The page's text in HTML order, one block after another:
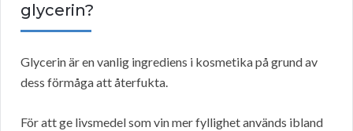
glycerin?
Glycerin är en vanlig ingrediens i kosmetika på grund av
dess förmåga att återfukta.
För att ge livsmedel som vin mer fyllighet används ibland